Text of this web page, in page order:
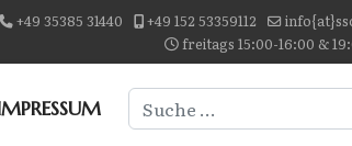
+49 35385 31440 +49 152 53359112
freitags 15:00-16:00 &
Suchen